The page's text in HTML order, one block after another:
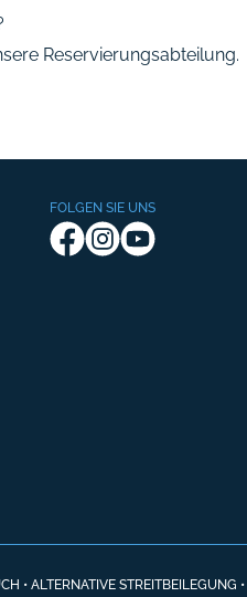
Reservierungsabteilung.
FOLGEN SIE UNS
• ALTERNATIVE STREITBEILEGUNG •